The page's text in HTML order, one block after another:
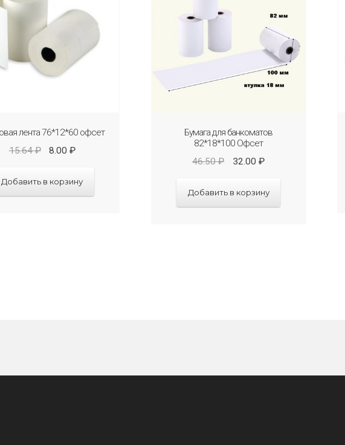
лента 76*12*60 офсет
15.64₽ 8.00₽
Добавить в корзину
Бумага для банкоматов
82*18*100 Офсет
46.50₽ 32.00 ₽
Добавить в корзину